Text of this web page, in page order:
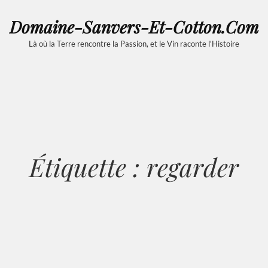
Domaine-Sanvers-Et-Cotton.com
Là où la Terre rencontre la Passion, et le Vin raconte l'Histoire
Étiquette : regarder